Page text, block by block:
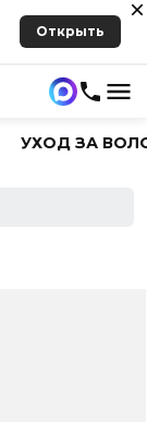
Открыть
УХОД ЗА